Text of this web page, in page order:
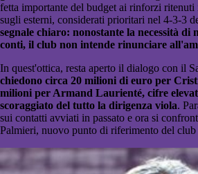
fetta importante del budget ai rinforzi ritenuti
sugli esterni, considerati prioritari nel 4-3-3
segnale chiaro: nonostante la necessità di
conti, il club non intende rinunciare
In quest'ottica, resta aperto il dialogo con il
chiedono circa 20 milioni di euro per
milioni per Armand Laurienté, cifre
scoraggiato del tutto la dirigenza viola.
sui contatti avviati in passato e ora si
Palmieri, nuovo punto di riferimento del